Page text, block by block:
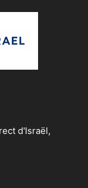
d'Israël,